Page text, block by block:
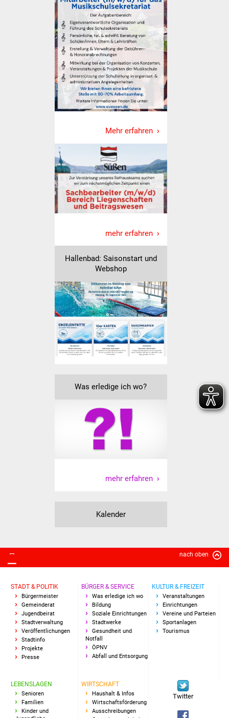
Kolping-Musikschule
Volkshochschule
Soziale Einrichtungen
Kirchen
Lokale Agenda
Jugendhaus
Kinder- und
Familienzentrum
Stadtwerke
Suenergie
NETZMonitor
Gesundheit und Notfall
Ärzte und Apotheken
Pflege von Angehörigen
Hitzewarnung / UV-
Bürgerbus (MOBS)
Stadtfest
Hallenbad
Stadtbücherei
Stadtarchiv
Zehntscheuer
Kulturhalle
Mehr erfahren
mehr erfahren
Hallenbad: Saisonstart und
Webshop
Was erledige ich wo?
mehr erfahren
Kalender
nach oben
STADT & POLITIK
Bürgermeister
Gemeinderat
Jugendbeirat
Stadtverwaltung
Veröffentlichungen
Stadtinfo
Projekte
Presse
BÜRGER & SERVICE
Was erledige ich wo
Bildung
Soziale Einrichtungen
Stadtwerke
Gesundheit und
Notfall
ÖPNV
Abfall und Entsorgung
KULTUR & FREIZEIT
Veranstaltungen
Einrichtungen
Vereine und Parteien
Sportanlagen
Tourismus
LEBENSLAGEN
Senioren
Familien
Kinder und
WIRTSCHAFT
Haushalt & Infos
Wirtschaftsförderung
Ausschreibungen
Twitter